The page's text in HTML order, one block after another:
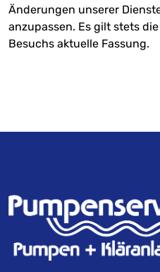
Änderungen unserer
anzupassen. Es gilt stets
Besuchs aktuelle Fassung.